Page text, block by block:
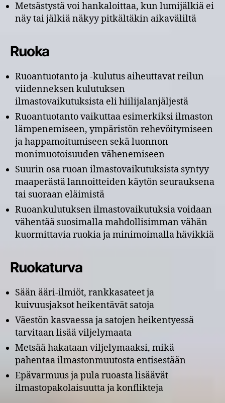
Metsästystä voi hankaloittaa, kun lumijälkiä ei
näy tai jälkiä näkyy pitkältäkin aikaväliltä
Ruoka
Ruoantuotanto ja -kulutus aiheuttavat reilun
viidenneksen kulutuksen
ilmastovaikutuksista eli hiilijalanjäljestä
Ruoantuotanto vaikuttaa esimerkiksi ilmaston
lämpenemiseen, ympäristön rehevöitymiseen
ja happamoitumiseen sekä luonnon
monimuotoisuuden vähenemiseen
Suurin osa ruoan ilmastovaikutuksista syntyy
maaperästä lannoitteiden käytön seurauksena
tai suoraan eläimistä
Ruoankulutuksen ilmastovaikutuksia voidaan
vähentää suosimalla mahdollisimman vähän
kuormittavia ruokia ja minimoimalla hävikkiä
Ruokaturva
Sään ääri-ilmiöt, rankkasateet ja
kuivuusjaksot heikentävät satoja
Väestön kasvaessa ja satojen heikentyessä
tarvitaan lisää viljelymaata
Metsää hakataan viljelymaaksi, mikä
pahentaa ilmastonmuutosta entisestään
Epävarmuus ja pula ruoasta lisäävät
ilmastopakolaisuutta ja konflikteja